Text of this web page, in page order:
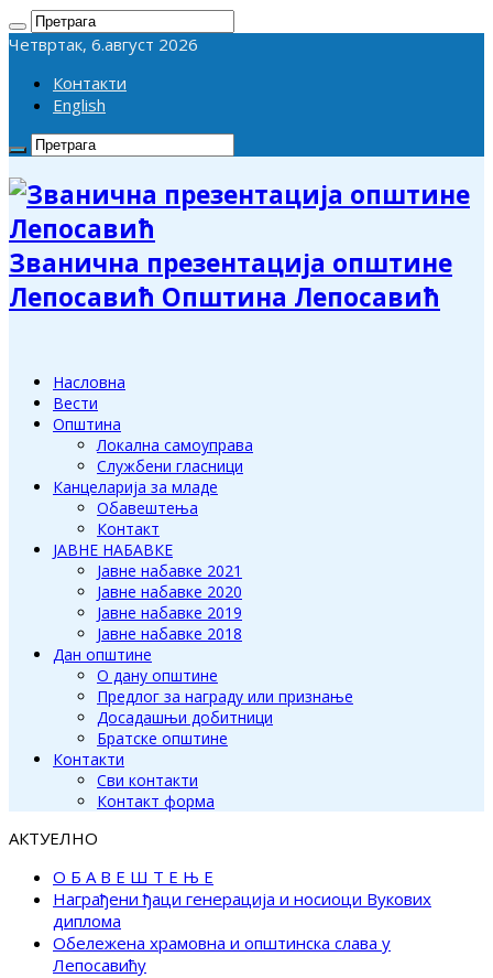
Четвртак, 6.август 2026
Контакти
English
Званична презентација општине
Лепосавић Општина Лепосавић
Насловна
Вести
Општина
Локална самоуправа
Службени гласници
Канцеларија за младе
Обавештења
Контакт
ЈАВНЕ НАБАВКЕ
Јавне набавке 2021
Јавне набавке 2020
Јавне набавке 2019
Јавне набавке 2018
Дан општине
О дану општине
Предлог за награду или признање
Досадашњи добитници
Братске општине
Контакти
Сви контакти
Контакт форма
АКТУЕЛНО
О Б А В Е Ш Т Е Њ Е
Награђени ђаци генерација и носиоци Вукових
диплома
Обележена храмовна и општинска слава у
Лепосавићу